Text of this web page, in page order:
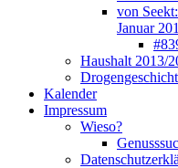
von
Januar
Haushalt 2013/
Kalender
Impressum
Wieso?